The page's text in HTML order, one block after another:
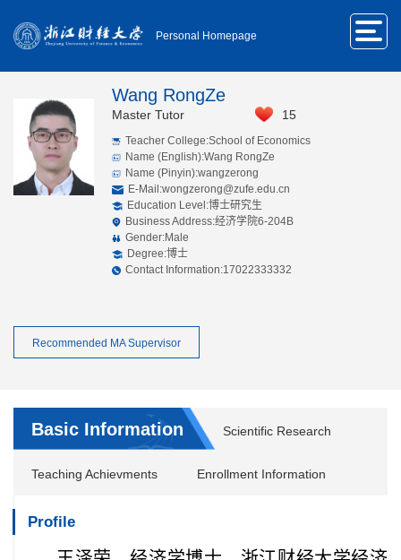
Personal Homepage
Wang RongZe
Master Tutor 15
Teacher College:School of Economics
Name (English):Wang RongZe
Name (Pinyin):wangzerong
E-Mail:wongzerong@zufe.edu.cn
Education Level:博士研究生
Business Address:经济学院6-204B
Gender:Male
Degree:博士
Contact Information:17022333332
Recommended MA Supervisor
Basic Information Scientific Research
Teaching Achievments Enrollment Information
Profile